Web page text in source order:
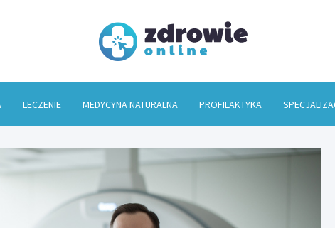
LECZENIE MEDYCYNA NATURALNA PROFILAKTYKA